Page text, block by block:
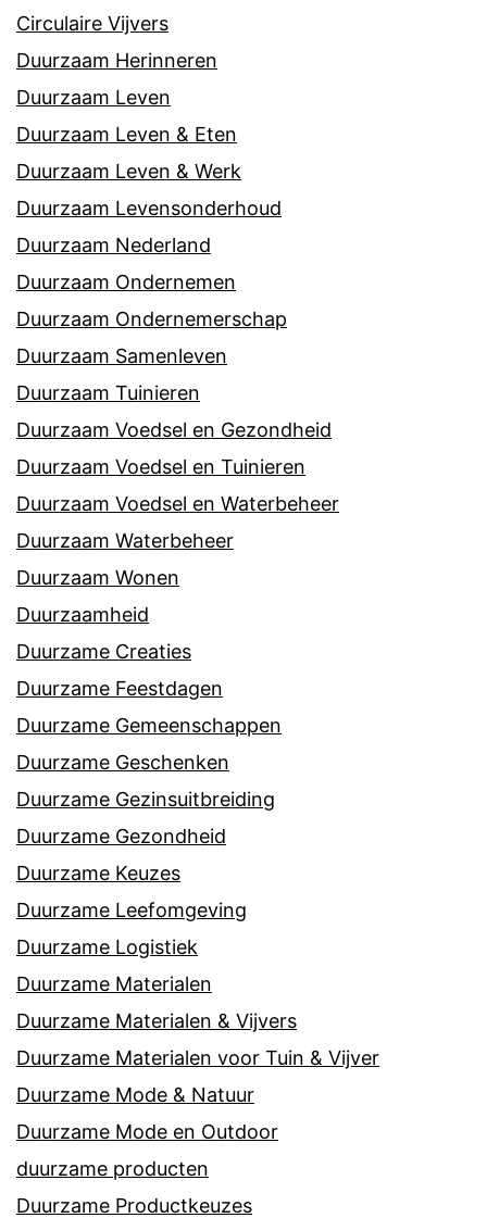
Circulaire Vijvers
Duurzaam Herinneren
Duurzaam Leven
Duurzaam Leven & Eten
Duurzaam Leven & Werk
Duurzaam Levensonderhoud
Duurzaam Nederland
Duurzaam Ondernemen
Duurzaam Ondernemerschap
Duurzaam Samenleven
Duurzaam Tuinieren
Duurzaam Voedsel en Gezondheid
Duurzaam Voedsel en Tuinieren
Duurzaam Voedsel en Waterbeheer
Duurzaam Waterbeheer
Duurzaam Wonen
Duurzaamheid
Duurzame Creaties
Duurzame Feestdagen
Duurzame Gemeenschappen
Duurzame Geschenken
Duurzame Gezinsuitbreiding
Duurzame Gezondheid
Duurzame Keuzes
Duurzame Leefomgeving
Duurzame Logistiek
Duurzame Materialen
Duurzame Materialen & Vijvers
Duurzame Materialen voor Tuin & Vijver
Duurzame Mode & Natuur
Duurzame Mode en Outdoor
duurzame producten
Duurzame Productkeuzes